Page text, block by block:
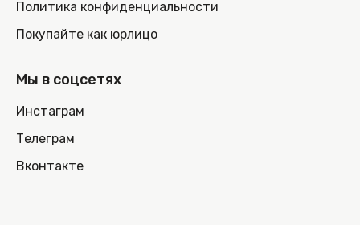
Политика конфиденциальности
Покупайте как юрлицо
Мы в соцсетях
Инстаграм
Телеграм
Вконтакте